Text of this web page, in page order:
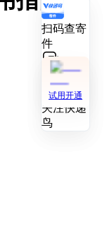
扫码查寄
件
技术对接
关注快递
鸟
试用开通
扫码查寄
件
技术对接
关注快递
鸟
试用开通